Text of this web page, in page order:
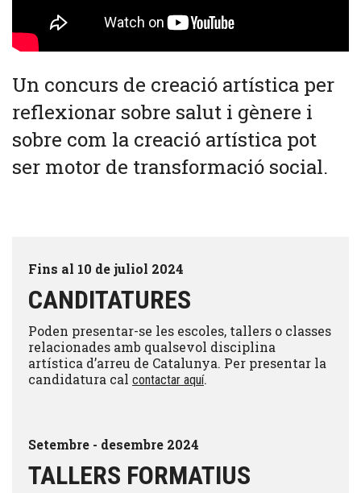
Un concurs de creació artística per
reflexionar sobre salut i gènere i
sobre com la creació artística pot
ser motor de transformació social.
Fins al 10 de juliol 2024
CANDITATURES
Poden presentar-se les escoles, tallers o classes
relacionades amb qualsevol disciplina
artística d’arreu de Catalunya. Per presentar la
candidatura cal contactar aquí.
Setembre - desembre 2024
TALLERS FORMATIUS